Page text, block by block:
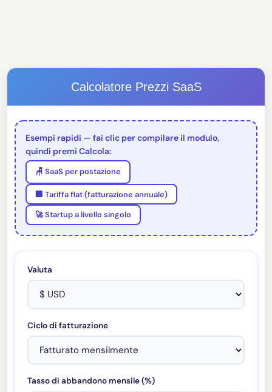
Calcolatore Prezzi SaaS
Esempi rapidi — fai clic per compilare il modulo,
quindi premi Calcola:
🪑 SaaS per postazione
🏢 Tariffa flat (fatturazione annuale)
🚀 Startup a livello singolo
Valuta
Ciclo di fatturazione
Tasso di abbandono mensile (%)